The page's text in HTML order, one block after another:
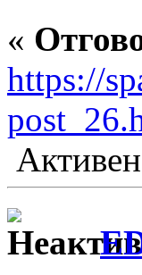
«
https://
Активен